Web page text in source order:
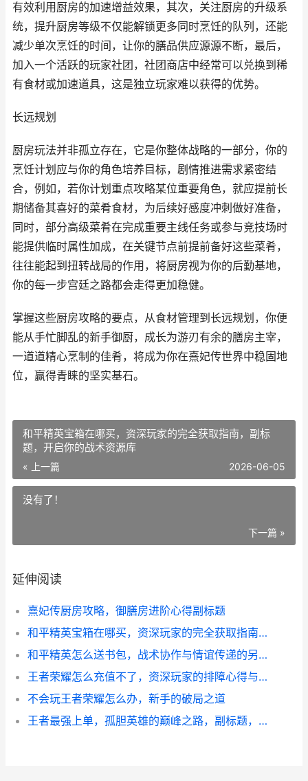
有效利用厨房的加速增益效果，其次，关注厨房的升级系
统，提升厨房等级不仅能解锁更多同时烹饪的队列，还能
减少单次烹饪的时间，让你的膳品供应源源不断，最后，
加入一个活跃的玩家社团，社团商店中经常可以兑换到稀
有食材或加速道具，这是独立玩家难以获得的优势。
长远规划
厨房玩法并非孤立存在，它是你整体战略的一部分，你的
烹饪计划应与你的角色培养目标，剧情推进需求紧密结
合，例如，若你计划重点攻略某位重要角色，就应提前长
期储备其喜好的菜肴食材，为后续好感度冲刺做好准备，
同时，部分高级菜肴在完成重要主线任务或参与竞技场时
能提供临时属性加成，在关键节点前提前备好这些菜肴，
往往能起到扭转战局的作用，将厨房视为你的后勤基地，
你的每一步宫廷之路都会走得更加稳健。
掌握这些厨房攻略的要点，从食材管理到长远规划，你便
能从手忙脚乱的新手御厨，成长为游刃有余的膳房主宰，
一道道精心烹制的佳肴，将成为你在熹妃传世界中稳固地
位，赢得青睐的坚实基石。
和平精英宝箱在哪买，资深玩家的完全获取指南，副标
题，开启你的战术资源库
« 上一篇 2026-06-05
没有了！
下一篇 »
延伸阅读
熹妃传厨房攻略，御膳房进阶心得副标题
和平精英宝箱在哪买，资深玩家的完全获取指南，副标题，开启你的战术资源库
和平精英怎么送书包，战术协作与情谊传递的另类解读，副标题，虚拟战场的温暖羁绊
王者荣耀怎么充值不了，资深玩家的排障心得与深度思考
不会玩王者荣耀怎么办，新手的破局之道
王者最强上单，孤胆英雄的巅峰之路，副标题，对抗路的艺术与哲学